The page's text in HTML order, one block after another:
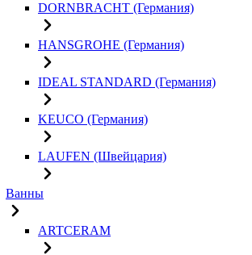
DORNBRACHT (Германия)
HANSGROHE (Германия)
IDEAL STANDARD (Германия)
KEUCO (Германия)
LAUFEN (Швейцария)
Ванны
ARTCERAM